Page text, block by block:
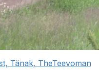
Tänak, TheTeevoman